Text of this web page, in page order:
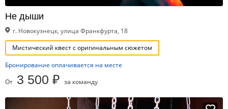
Не дыши
г. Новокузнецк, улица Франкфурта, 18
Мистический квест с оригинальным сюжетом
Бронирование оплачивается на месте
От 3 500 ₽ за команду